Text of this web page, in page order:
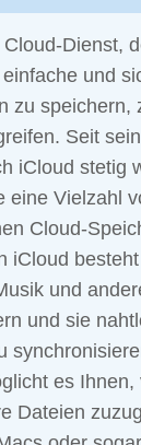
Dienst,
und
zu speichern,
Seit
iCloud stetig
eine Vielzahl
Cloud-
iCloud
und
und sie
es
Dateien